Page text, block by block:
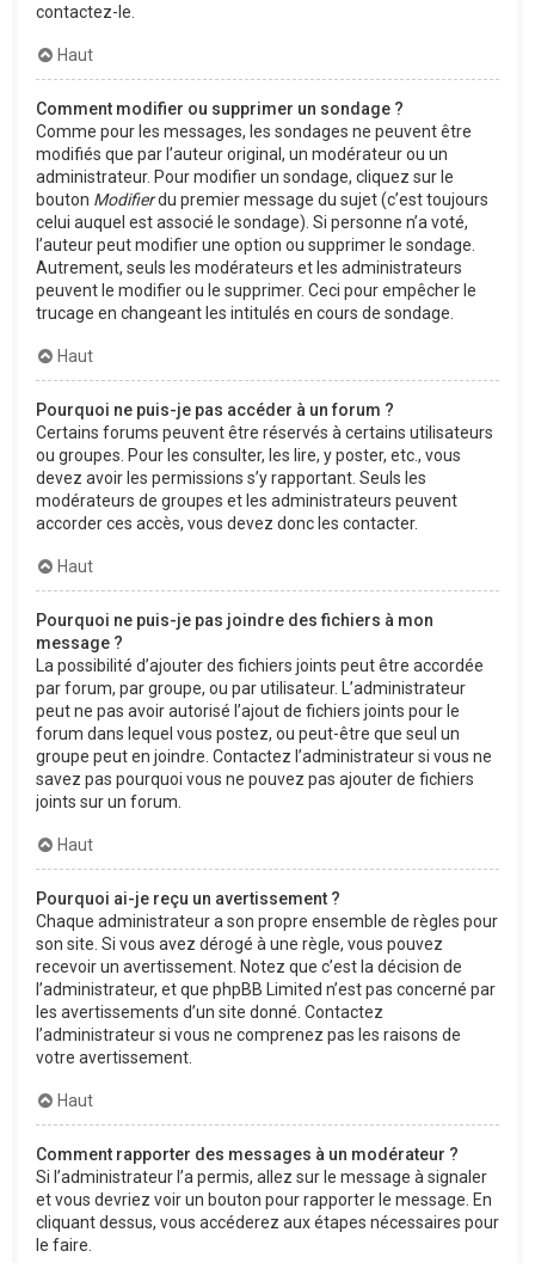
contactez-le.
Haut
Comment modifier ou supprimer un sondage ?
Comme pour les messages, les sondages ne peuvent être
modifiés que par l’auteur original, un modérateur ou un
administrateur. Pour modifier un sondage, cliquez sur le
bouton Modifierdu premier message du sujet (c’est toujours
celui auquel est associé le sondage). Si personne n’a voté,
l’auteur peut modifier une option ou supprimer le sondage.
Autrement, seuls les modérateurs et les administrateurs
peuvent le modifier ou le supprimer. Ceci pour empêcher le
trucage en changeant les intitulés en cours de sondage.
Haut
Pourquoi ne puis-je pas accéder à un forum ?
Certains forums peuvent être réservés à certains utilisateurs
ou groupes. Pour les consulter, les lire, y poster, etc., vous
devez avoir les permissions s’y rapportant. Seuls les
modérateurs de groupes et les administrateurs peuvent
accorder ces accès, vous devez donc les contacter.
Haut
Pourquoi ne puis-je pas joindre des fichiers à mon
message ?
La possibilité d’ajouter des fichiers joints peut être accordée
par forum, par groupe, ou par utilisateur. L’administrateur
peut ne pas avoir autorisé l’ajout de fichiers joints pour le
forum dans lequel vous postez, ou peut-être que seul un
groupe peut en joindre. Contactez l’administrateur si vous ne
savez pas pourquoi vous ne pouvez pas ajouter de fichiers
joints sur un forum.
Haut
Pourquoi ai-je reçu un avertissement ?
Chaque administrateur a son propre ensemble de règles pour
son site. Si vous avez dérogé à une règle, vous pouvez
recevoir un avertissement. Notez que c’est la décision de
l’administrateur, et que phpBB Limited n’est pas concerné par
les avertissements d’un site donné. Contactez
l’administrateur si vous ne comprenez pas les raisons de
votre avertissement.
Haut
Comment rapporter des messages à un modérateur ?
Si l’administrateur l’a permis, allez sur le message à signaler
et vous devriez voir un bouton pour rapporter le message. En
cliquant dessus, vous accéderez aux étapes nécessaires pour
le faire.